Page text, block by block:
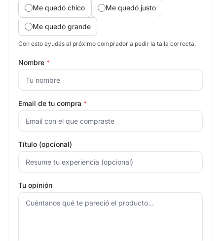
Me quedó chico Me quedó justo
Me quedó grande
Con esto ayudás al próximo comprador a pedir la talla correcta.
Nombre *
Email de tu compra *
Título (opcional)
Tu opinión